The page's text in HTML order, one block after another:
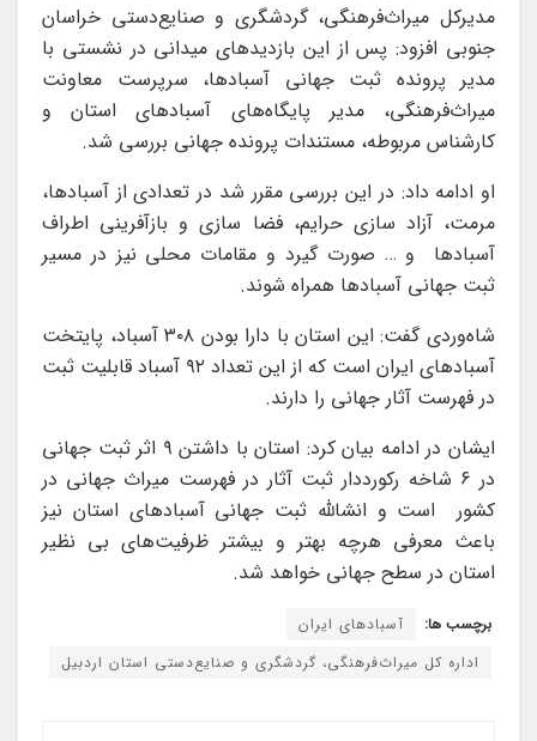
مدیرکل میراث‌فرهنگی، گردشگری و صنایع‌دستی خراسان
جنوبی افزود: پس از این بازدیدهای میدانی در نشستی با
مدیر پرونده ثبت جهانی آسبادها، سرپرست معاونت
میراث‌فرهنگی، مدیر پایگاه‌های آسبادهای استان و
کارشناس مربوطه، مستندات پرونده جهانی بررسی شد.
او ادامه داد: در این بررسی مقرر شد در تعدادی از آسبادها،
مرمت، آزاد سازی حرایم، فضا سازی و بازآفرینی اطراف
آسبادها و … صورت گیرد و مقامات محلی نیز در مسیر
ثبت جهانی آسبادها همراه شوند.
شاه‌وردی گفت: این استان با دارا بودن ۳۰۸ آسباد، پایتخت
آسبادهای ایران است که از این تعداد ۹۲ آسباد قابلیت ثبت
در فهرست آثار جهانی را دارند.
ایشان در ادامه بیان کرد: استان با داشتن ۹ اثر ثبت جهانی
در ۶ شاخه رکورددار ثبت آثار در فهرست میراث جهانی در
کشور است و انشالله ثبت جهانی آسبادهای استان نیز
باعث معرفی هرچه بهتر و بیشتر ظرفیت‌های بی نظیر
استان در سطح جهانی خواهد شد.
برچسب ها:
آسبادهای ایران
اداره کل میراث‌فرهنگی، گردشگری و صنایع‌دستی استان اردبیل